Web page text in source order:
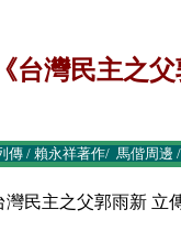
《台灣民主之
傳 / 賴永祥著作/ 馬偕周邊 /
民主之父郭雨新 立